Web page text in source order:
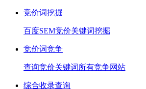
竞价词挖掘
百度SEM竞价关键词挖掘
竞价词竞争
查询竞价关键词所有竞争网站
综合收录查询